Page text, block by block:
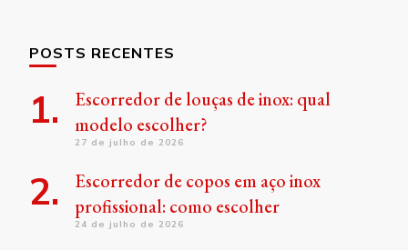
POSTS RECENTES
Escorredor de louças de inox: qual
modelo escolher?
27 de julho de 2026
Escorredor de copos em aço inox
profissional: como escolher
24 de julho de 2026